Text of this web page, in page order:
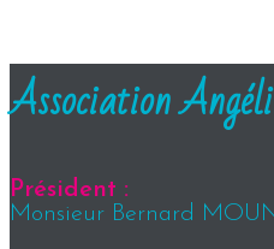
Association
Président :
Monsieur Bernard